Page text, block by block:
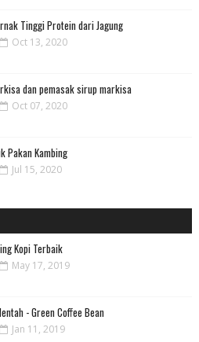
Tinggi Protein dari Jagung
Oct 13, 2020
dan pemasak sirup markisa
Oct 07, 2020
Pakan Kambing
Jul 15, 2020
Kopi Terbaik
May 17, 2019
- Green Coffee Bean
Jan 11, 2019